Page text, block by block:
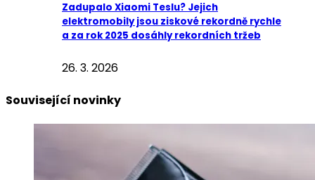
Zadupalo Xiaomi Teslu? Jejich
elektromobily jsou ziskové rekordně rychle
a za rok 2025 dosáhly rekordních tržeb
26. 3. 2026
Související novinky